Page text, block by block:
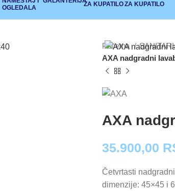
OGLEDALA
ZA KUPATILOZA KUPATILO
Početna
AXA nadgradni
AXA
35.900,00
Četvrtasti
dimenzije: 45×45 i